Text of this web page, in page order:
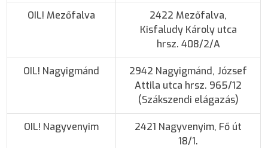
OIL! Mezőfalva
2422 Mezőfalva,
Kisfaludy Károly utca
hrsz. 408/2/A
OIL! Nagyigmánd
2942 Nagyigmánd, József
Attila utca hrsz. 965/12
(Szákszendi elágazás)
OIL! Nagyvenyim
2421 Nagyvenyim, Fő út
18/1.